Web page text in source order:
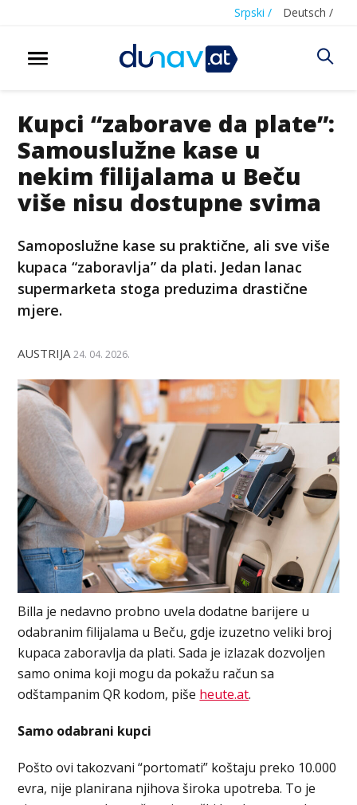
Srpski / Deutsch /
Kupci “zaborave da plate”:
Samouslužne kase u
nekim filijalama u Beču
više nisu dostupne svima
Samoposlužne kase su praktične, ali sve više
kupaca “zaboravlja” da plati. Jedan lanac
supermarketa stoga preduzima drastične
mjere.
AUSTRIJA 24. 04. 2026.
Billa je nedavno probno uvela dodatne barijere u
odabranim filijalama u Beču, gdje izuzetno veliki broj
kupaca zaboravlja da plati. Sada je izlazak dozvoljen
samo onima koji mogu da pokažu račun sa
odštampanim QR kodom, piše heute.at.
Samo odabrani kupci
Pošto ovi takozvani “portomati” koštaju preko 10.000
evra, nije planirana njihova široka upotreba. To je